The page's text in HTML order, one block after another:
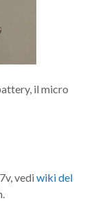
il micro
vedi wiki del